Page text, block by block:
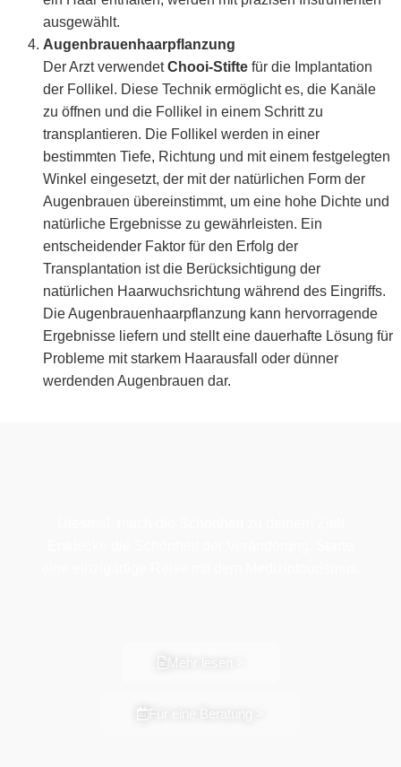
ausgewählt.
Augenbrauenhaarpflanzung
Der Arzt verwendetChooi-Stifte für die Implantation
der Follikel. Diese Technik ermöglicht es, die Kanäle
zu öffnen und die Follikel in einem Schritt zu
transplantieren. Die Follikel werden in einer
bestimmten Tiefe, Richtung und mit einem festgelegten
Winkel eingesetzt, der mit der natürlichen Form der
Augenbrauen übereinstimmt, um eine hohe Dichte und
natürliche Ergebnisse zu gewährleisten. Ein
entscheidender Faktor für den Erfolg der
Transplantation ist die Berücksichtigung der
natürlichen Haarwuchsrichtung während des Eingriffs.
Die Augenbrauenhaarpflanzung kann hervorragende
Ergebnisse liefern und stellt eine dauerhafte Lösung für
Probleme mit starkem Haarausfall oder dünner
werdenden Augenbrauen dar.
Mehr lesen >
Für eine Beratung >